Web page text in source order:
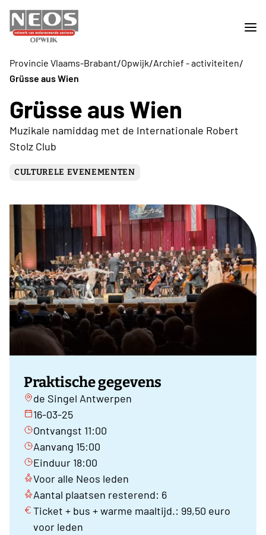
Provincie Vlaams-Brabant/Opwijk/Archief - activiteiten/
Grüsse aus Wien
Grüsse aus Wien
Muzikale namiddag met de Internationale Robert
Stolz Club
CULTURELE EVENEMENTEN
Praktische gegevens
de Singel Antwerpen
16-03-25
Ontvangst 11:00
Aanvang 15:00
Einduur 18:00
Voor alle Neos leden
Aantal plaatsen resterend: 6
Ticket + bus + warme maaltijd.: 99,50 euro
voor leden